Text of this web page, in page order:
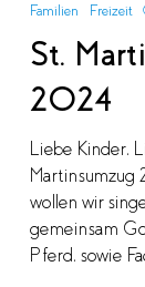
&
Laternenumzug
Familien Freizeit
St.
2024
Liebe Kinder,
Martinsumzug
wollen wir
gemeinsam
Pferd, sowie